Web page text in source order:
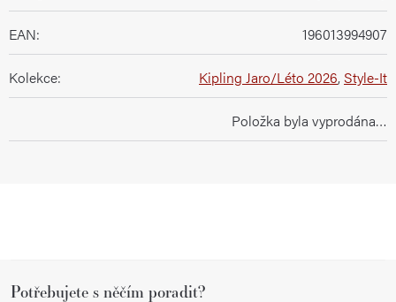
EAN: 196013994907
Kolekce: Kipling Jaro/Léto 2026, Style-It
Položka byla vyprodána…
Potřebujete s něčím poradit?